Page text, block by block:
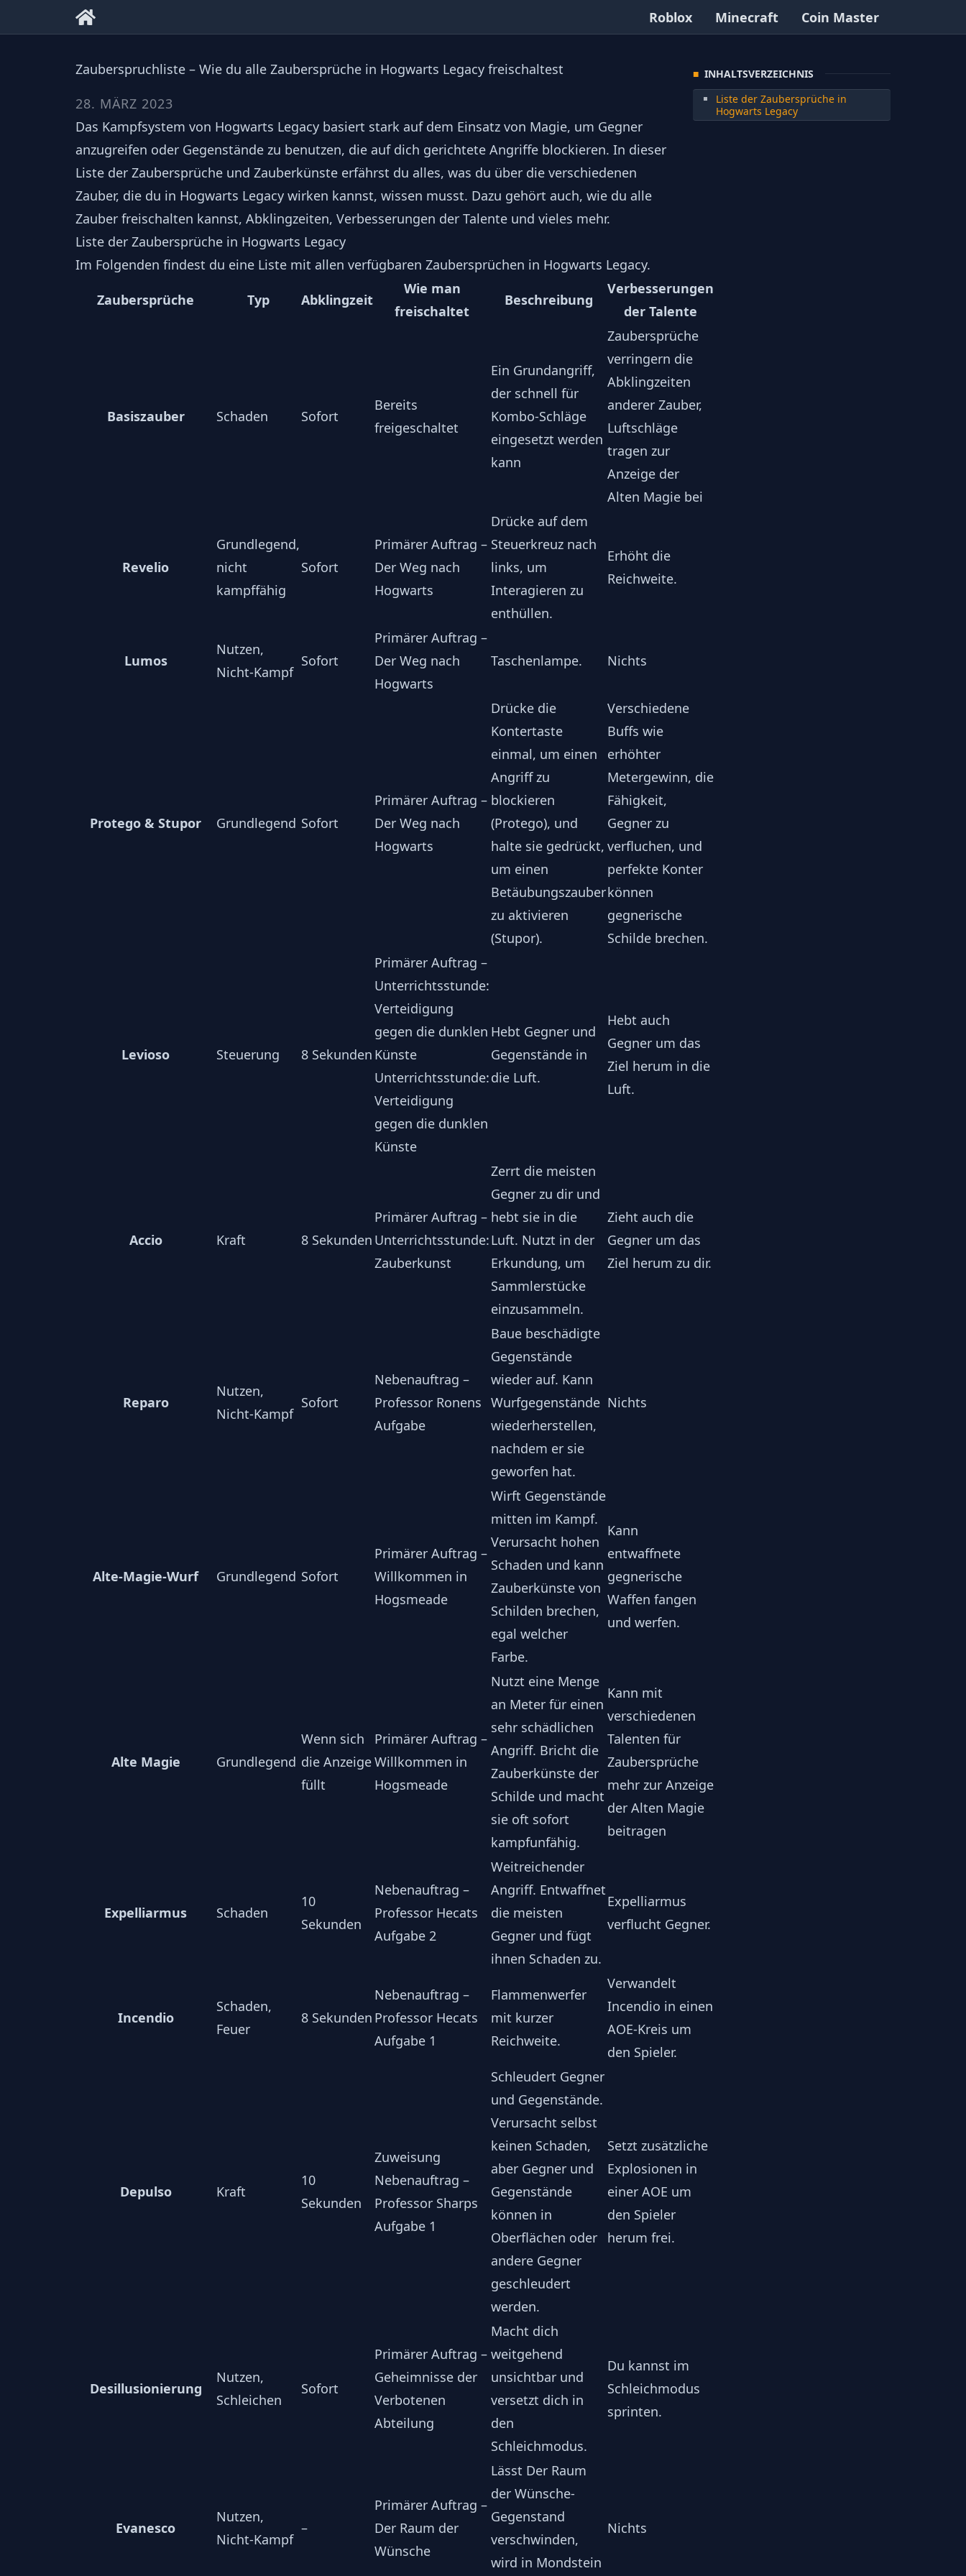
Zauberspruchliste – Wie du alle Zaubersprüche in Hogwarts Legacy freischaltest
28. MÄRZ 2023
Das Kampfsystem von Hogwarts Legacy basiert stark auf dem Einsatz von Magie, um Gegner
anzugreifen oder Gegenstände zu benutzen, die auf dich gerichtete Angriffe blockieren. In dieser
Liste der Zaubersprüche und Zauberkünste erfährst du alles, was du über die verschiedenen
Zauber, die du in Hogwarts Legacy wirken kannst, wissen musst. Dazu gehört auch, wie du alle
Zauber freischalten kannst, Abklingzeiten, Verbesserungen der Talente und vieles mehr.
Liste der Zaubersprüche in Hogwarts Legacy
Im Folgenden findest du eine Liste mit allen verfügbaren Zaubersprüchen in Hogwarts Legacy.
Zaubersprüche Typ Abklingzeit
Wie man
freischaltet
Beschreibung
Verbesserungen
der Talente
Basiszauber Schaden Sofort
Bereits
freigeschaltet
Ein Grundangriff,
der schnell für
Kombo-Schläge
eingesetzt werden
kann
Zaubersprüche
verringern die
Abklingzeiten
anderer Zauber,
Luftschläge
tragen zur
Anzeige der
Alten Magie bei
Revelio
Grundlegend,
nicht
kampffähig
Sofort
Primärer Auftrag –
Der Weg nach
Hogwarts
Drücke auf dem
Steuerkreuz nach
links, um
Interagieren zu
enthüllen.
Erhöht die
Reichweite.
Lumos
Nutzen,
Nicht-Kampf
Sofort
Primärer Auftrag –
Der Weg nach
Hogwarts
Taschenlampe. Nichts
Protego & Stupor Grundlegend Sofort
Primärer Auftrag –
Der Weg nach
Hogwarts
Drücke die
Kontertaste
einmal, um einen
Angriff zu
blockieren
(Protego), und
halte sie gedrückt,
um einen
Betäubungszauber
zu aktivieren
(Stupor).
Verschiedene
Buffs wie
erhöhter
Metergewinn, die
Fähigkeit,
Gegner zu
verfluchen, und
perfekte Konter
können
gegnerische
Schilde brechen.
Levioso Steuerung 8 Sekunden
Primärer Auftrag –
Unterrichtsstunde:
Verteidigung
gegen die dunklen
Künste
Unterrichtsstunde:
Verteidigung
gegen die dunklen
Künste
Hebt Gegner und
Gegenstände in
die Luft.
Hebt auch
Gegner um das
Ziel herum in die
Luft.
Accio Kraft 8 Sekunden
Primärer Auftrag –
Unterrichtsstunde:
Zauberkunst
Zerrt die meisten
Gegner zu dir und
hebt sie in die
Luft. Nutzt in der
Erkundung, um
Sammlerstücke
einzusammeln.
Zieht auch die
Gegner um das
Ziel herum zu dir.
Reparo
Nutzen,
Nicht-Kampf
Sofort
Nebenauftrag –
Professor Ronens
Aufgabe
Baue beschädigte
Gegenstände
wieder auf. Kann
Wurfgegenstände
wiederherstellen,
nachdem er sie
geworfen hat.
Nichts
Alte-Magie-Wurf Grundlegend Sofort
Primärer Auftrag –
Willkommen in
Hogsmeade
Wirft Gegenstände
mitten im Kampf.
Verursacht hohen
Schaden und kann
Zauberkünste von
Schilden brechen,
egal welcher
Farbe.
Kann
entwaffnete
gegnerische
Waffen fangen
und werfen.
Alte Magie Grundlegend
Wenn sich
die Anzeige
füllt
Primärer Auftrag –
Willkommen in
Hogsmeade
Nutzt eine Menge
an Meter für einen
sehr schädlichen
Angriff. Bricht die
Zauberkünste der
Schilde und macht
sie oft sofort
kampfunfähig.
Kann mit
verschiedenen
Talenten für
Zaubersprüche
mehr zur Anzeige
der Alten Magie
beitragen
Expelliarmus Schaden
10
Sekunden
Nebenauftrag –
Professor Hecats
Aufgabe 2
Weitreichender
Angriff. Entwaffnet
die meisten
Gegner und fügt
ihnen Schaden zu.
Expelliarmus
verflucht Gegner.
Incendio
Schaden,
Feuer
8 Sekunden
Nebenauftrag –
Professor Hecats
Aufgabe 1
Flammenwerfer
mit kurzer
Reichweite.
Verwandelt
Incendio in einen
AOE-Kreis um
den Spieler.
Depulso Kraft
10
Sekunden
Zuweisung
Nebenauftrag –
Professor Sharps
Aufgabe 1
Schleudert Gegner
und Gegenstände.
Verursacht selbst
keinen Schaden,
aber Gegner und
Gegenstände
können in
Oberflächen oder
andere Gegner
geschleudert
werden.
Setzt zusätzliche
Explosionen in
einer AOE um
den Spieler
herum frei.
Desillusionierung
Nutzen,
Schleichen
Sofort
Primärer Auftrag –
Geheimnisse der
Verbotenen
Abteilung
Macht dich
weitgehend
unsichtbar und
versetzt dich in
den
Schleichmodus.
Du kannst im
Schleichmodus
sprinten.
Evanesco
Nutzen,
Nicht-Kampf
–
Primärer Auftrag –
Der Raum der
Wünsche
Lässt Der Raum
der Wünsche-
Gegenstand
verschwinden,
wird in Mondstein
Nichts
INHALTSVERZEICHNIS
Liste der Zaubersprüche in
Hogwarts Legacy
Roblox Minecraft Coin Master